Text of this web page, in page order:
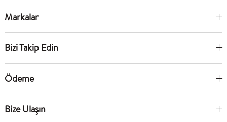
Markalar
Bizi Takip Edin
Ödeme
Bize Ulaşın